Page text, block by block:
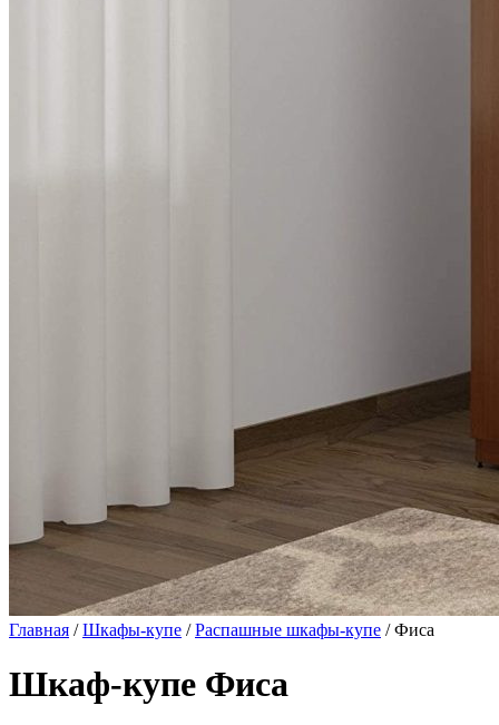
Главная /Шкафы-купе /Распашные шкафы-купе / Фиса
Шкаф-купе Фиса